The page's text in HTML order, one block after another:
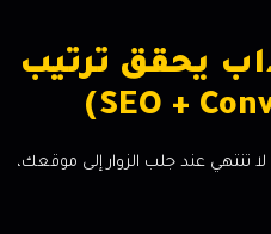
يحقق ترتيب
لا تنتهي عند جلب الزوار إلى موقعك،